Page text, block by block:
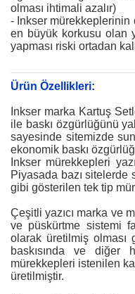
olması ihtimali azalır)
- Inkser mürekkeplerinin
en büyük korkusu olan
yapması riski ortadan
Ürün Özellikleri:
Inkser marka Kartuş
ile baskı özgürlüğünü
sayesinde sitemizde
ekonomik baskı
Inkser mürekkepleri
Piyasada bazı sitelerde
gibi gösterilen tek tip
Çeşitli yazıcı marka ve
ve püskürtme sistemi
olarak üretilmiş olması
baskısında ve diğer
mürekkepleri istenilen
üretilmiştir.